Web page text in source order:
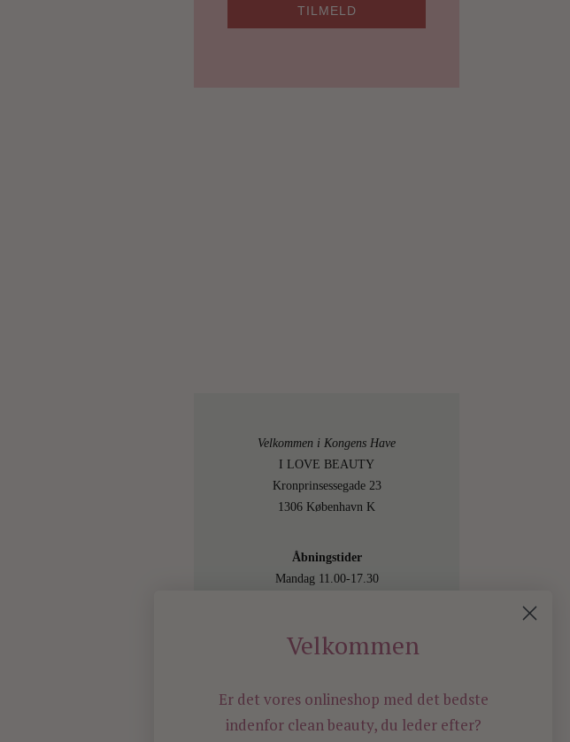
TILMELD
Velkommen i Kongens Have
I LOVE BEAUTY
Kronprinsessegade 23
1306 København K
Åbningstider
Mandag 11.00-17.30
Torsdag 11.00-17.30
Besøg os også online på
shop.ilovebeauty.dk
Velkommen
Er det vores onlineshop med det bedste
indenfor clean beauty, du leder efter?